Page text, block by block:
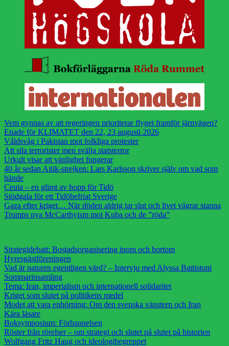
Vem gynnas av att regeringen prioriterar flyget framför järnvägen?
Enade för KLIMATET den 22, 23 augusti 2026
Våldsvåg i Pakistan mot folkliga protester
Att sila terrorister men svälja statsterror
Urkult visar att vänlighet fungerar
40 år sedan Aitik-strejken: Lars Karlsson skriver själv om vad som
hände
Ceuta – en glimt av hopp för Tidö
Stödgala för ett Tidöbefriat Sverige
Gaza efter kriget… När döden aldrig tar slut och livet vägrar stanna
Trumps nya McCarthyism mot Kuba och de ”röda”
Strategidebatt: Bostadsorganisering inom och bortom
Hyresgästföreningen
Vad är naturen egentligen värd? – Intervju med Alyssa Battistoni
Sommarinsamling
Tema: Iran, imperialism och internationell solidaritet
Kriget som slutet på politikens medel
Modet att vara enhörning: Om den svenska vänstern och Iran
Kära läsare
Boksymposium: Förbannelsen
Röster från rörelser – om strategi och slutet på slutet på historien
Wolfgang Fritz Haug och ideologibegreppet